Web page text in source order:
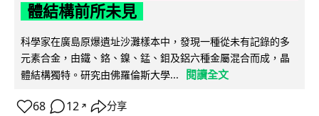
體結構前所未見
科學家在廣島原爆遺址沙灘樣本中，發現一種從未有記錄的多
元素合金，由鐵、鉻、鎳、錳、鉬及鋁六種金屬混合而成，晶
體結構獨特。研究由佛羅倫斯大學...
閱讀全文
68 12 ↗ 分享